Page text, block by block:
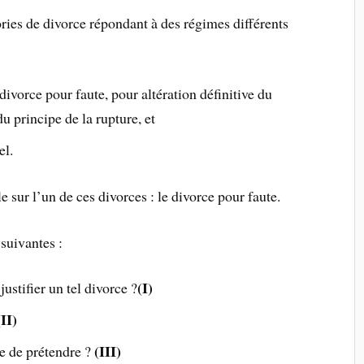
de divorce répondant à des régimes différents
pour faute, pour altération définitive du
principe de la rupture, et
l’un de ces divorces : le divorce pour faute.
:
un tel divorce ?(I)
de prétendre ?(III)